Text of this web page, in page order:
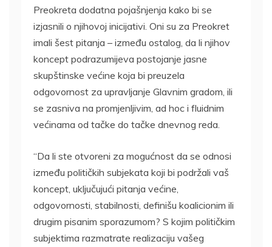
Preokreta dodatna pojašnjenja kako bi se
izjasnili o njihovoj inicijativi. Oni su za Preokret
imali šest pitanja – između ostalog, da li njihov
koncept podrazumijeva postojanje jasne
skupštinske većine koja bi preuzela
odgovornost za upravljanje Glavnim gradom, ili
se zasniva na promjenljivim, ad hoc i fluidnim
većinama od tačke do tačke dnevnog reda.
“Da li ste otvoreni za mogućnost da se odnosi
između političkih subjekata koji bi podržali vaš
koncept, uključujući pitanja većine,
odgovornosti, stabilnosti, definišu koalicionim ili
drugim pisanim sporazumom? S kojim političkim
subjektima razmatrate realizaciju vašeg